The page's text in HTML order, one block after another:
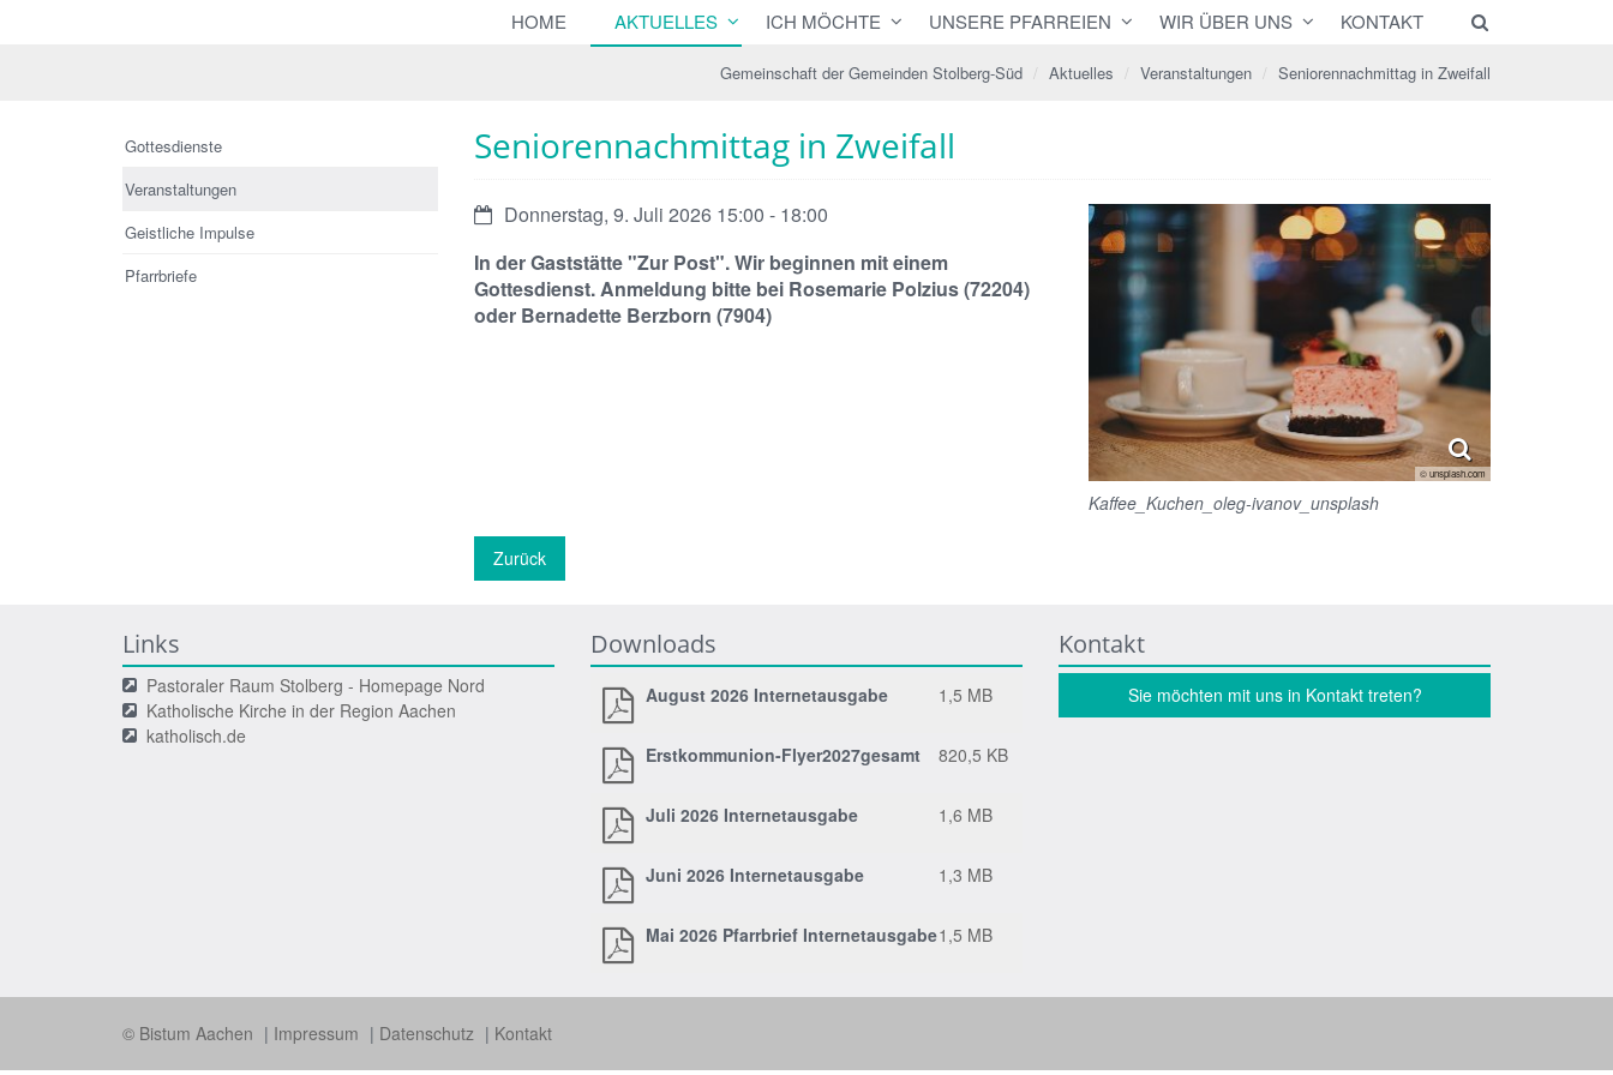
HOME AKTUELLES ICH MÖCHTE UNSERE PFARREIEN WIR ÜBER UNS KONTAKT
Gemeinschaft der Gemeinden Stolberg-Süd Aktuelles Veranstaltungen Seniorennachmittag in Zweifall
Seniorennachmittag in Zweifall
© unsplash.com
Kaffee_Kuchen_oleg-ivanov_unsplash
Datum:Donnerstag, 9. Juli 2026 15:00 - 18:00
In der Gaststätte "Zur Post". Wir beginnen mit einem
Gottesdienst. Anmeldung bitte bei Rosemarie Polzius (72204)
oder Bernadette Berzborn (7904)
Zurück
Gottesdienste
Veranstaltungen
Geistliche Impulse
Pfarrbriefe
Links
Pastoraler Raum Stolberg - Homepage Nord
Katholische Kirche in der Region Aachen
katholisch.de
Downloads
August 2026 Internetausgabe 1,5 MB
Erstkommunion-Flyer2027gesamt 820,5 KB
Juli 2026 Internetausgabe 1,6 MB
Juni 2026 Internetausgabe 1,3 MB
Mai 2026 Pfarrbrief Internetausgabe1,5 MB
Kontakt
Sie möchten mit uns in Kontakt treten?
© Bistum Aachen Impressum Datenschutz Kontakt